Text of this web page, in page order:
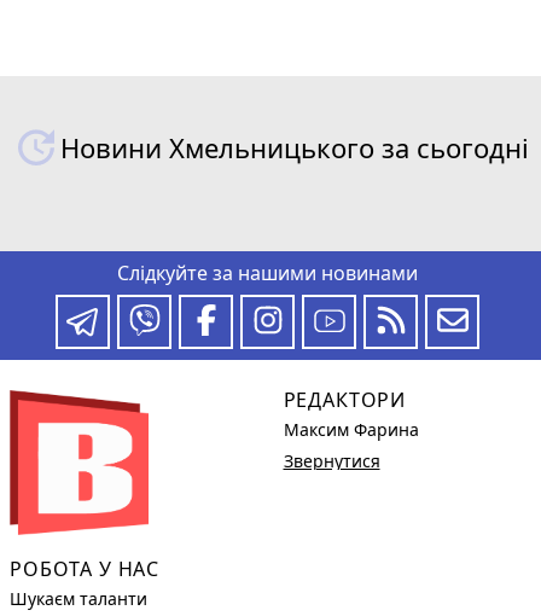
Новини Хмельницького за сьогодні
Слідкуйте за нашими новинами
РОБОТА У НАС
Шукаєм таланти
РЕДАКТОРИ
Максим Фарина
Звернутися